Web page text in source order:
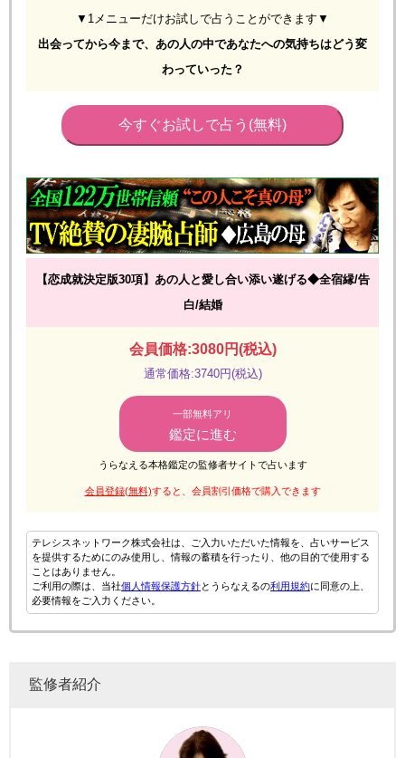
▼1メニューだけお試しで占うことができます▼
出会ってから今まで、あの人の中であなたへの気持ちはどう変
わっていった？
今すぐお試しで占う(無料)
【恋成就決定版30項】あの人と愛し合い添い遂げる◆全宿縁/告
白/結婚
会員価格:3080円(税込)
通常価格:3740円(税込)
一部無料アリ
鑑定に進む
うらなえる本格鑑定の監修者サイトで占います
会員登録(無料)すると、会員割引価格で購入できます
テレシスネットワーク株式会社は、ご入力いただいた情報を、占いサービス
を提供するためにのみ使用し、情報の蓄積を行ったり、他の目的で使用する
ことはありません。
ご利用の際は、当社個人情報保護方針とうらなえるの利用規約に同意の上、
必要情報をご入力ください。
監修者紹介